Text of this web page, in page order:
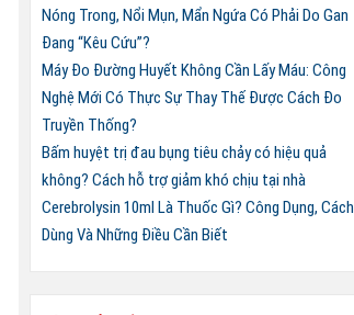
Nóng Trong, Nổi Mụn, Mẩn Ngứa Có Phải Do Gan
Đang “Kêu Cứu”?
Máy Đo Đường Huyết Không Cần Lấy Máu: Công
Nghệ Mới Có Thực Sự Thay Thế Được Cách Đo
Truyền Thống?
Bấm huyệt trị đau bụng tiêu chảy có hiệu quả
không? Cách hỗ trợ giảm khó chịu tại nhà
Cerebrolysin 10ml Là Thuốc Gì? Công Dụng, Cách
Dùng Và Những Điều Cần Biết